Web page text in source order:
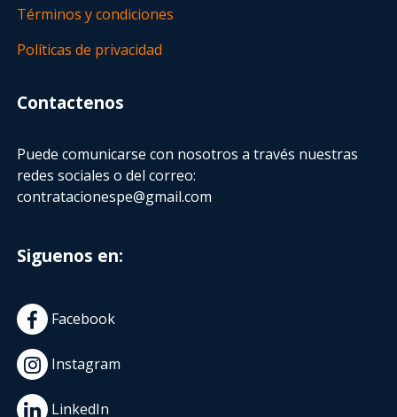
Términos y condiciones
Políticas de privacidad
Contactenos
Puede comunicarse con nosotros a través nuestras
redes sociales o del correo:
contratacionespe@gmail.com
Siguenos en:
Facebook
Instagram
LinkedIn